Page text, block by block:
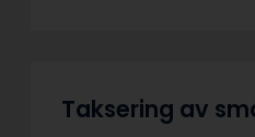
Taksering av